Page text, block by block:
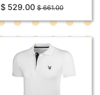
$ 529.00 $ 661.00